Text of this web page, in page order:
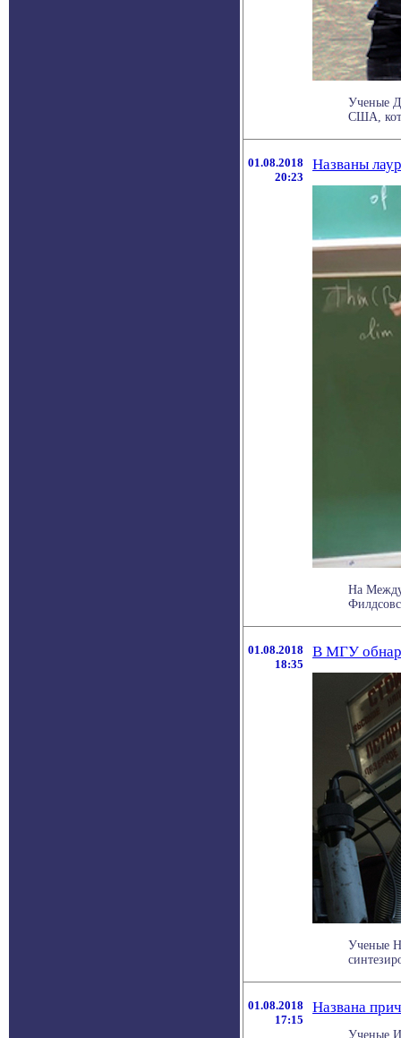
Ученые
США,
01.08.2018
20:23
Названы
На
01.08.2018
18:35
В МГУ
Ученые
01.08.2018
17:15
Названа
Ученые